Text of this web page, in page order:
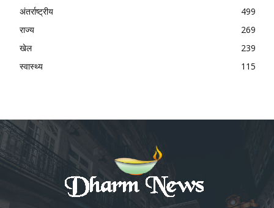
अंतर्राष्ट्रीय
499
राज्य
269
खेल
239
स्वास्थ्य
115